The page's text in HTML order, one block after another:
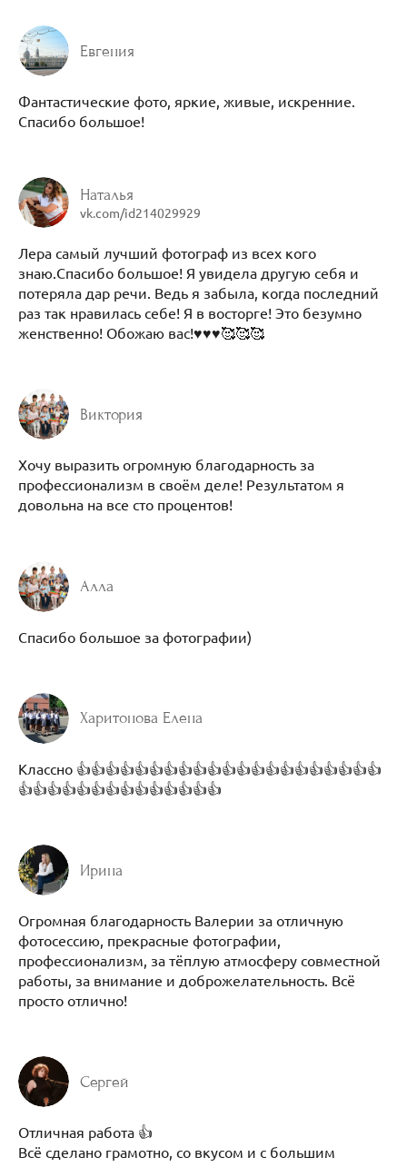
Евгения
Фантастические фото, яркие, живые, искренние.
Спасибо большое!
Наталья
vk.com/id214029929
Лера самый лучший фотограф из всех кого
знаю.Спасибо большое! Я увидела другую себя и
потеряла дар речи. Ведь я забыла, когда последний
раз так нравилась себе! Я в восторге! Это безумно
женственно! Обожаю вас!♥️♥️♥️🥰🥰🥰
Виктория
Хочу выразить огромную благодарность за
профессионализм в своём деле! Результатом я
довольна на все сто процентов!
Алла
Спасибо большое за фотографии)
Харитонова Елена
Классно 👍👍👍👍👍👍👍👍👍👍👍👍👍👍👍👍👍👍👍👍👍
👍👍👍👍👍👍👍👍👍👍👍👍👍👍
Ирина
Огромная благодарность Валерии за отличную
фотосессию, прекрасные фотографии,
профессионализм, за тёплую атмосферу совместной
работы, за внимание и доброжелательность. Всё
просто отлично!
Сергей
Отличная работа 👍
Всё сделано грамотно, со вкусом и с большим